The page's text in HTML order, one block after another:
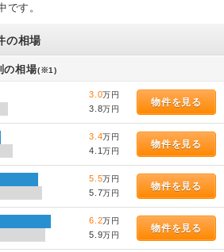
です。
の相場
の相場(※1)
3.0万円
3.8万円
物件を見る
3.4万円
4.1万円
物件を見る
5.5万円
5.7万円
物件を見る
6.2万円
5.9万円
物件を見る